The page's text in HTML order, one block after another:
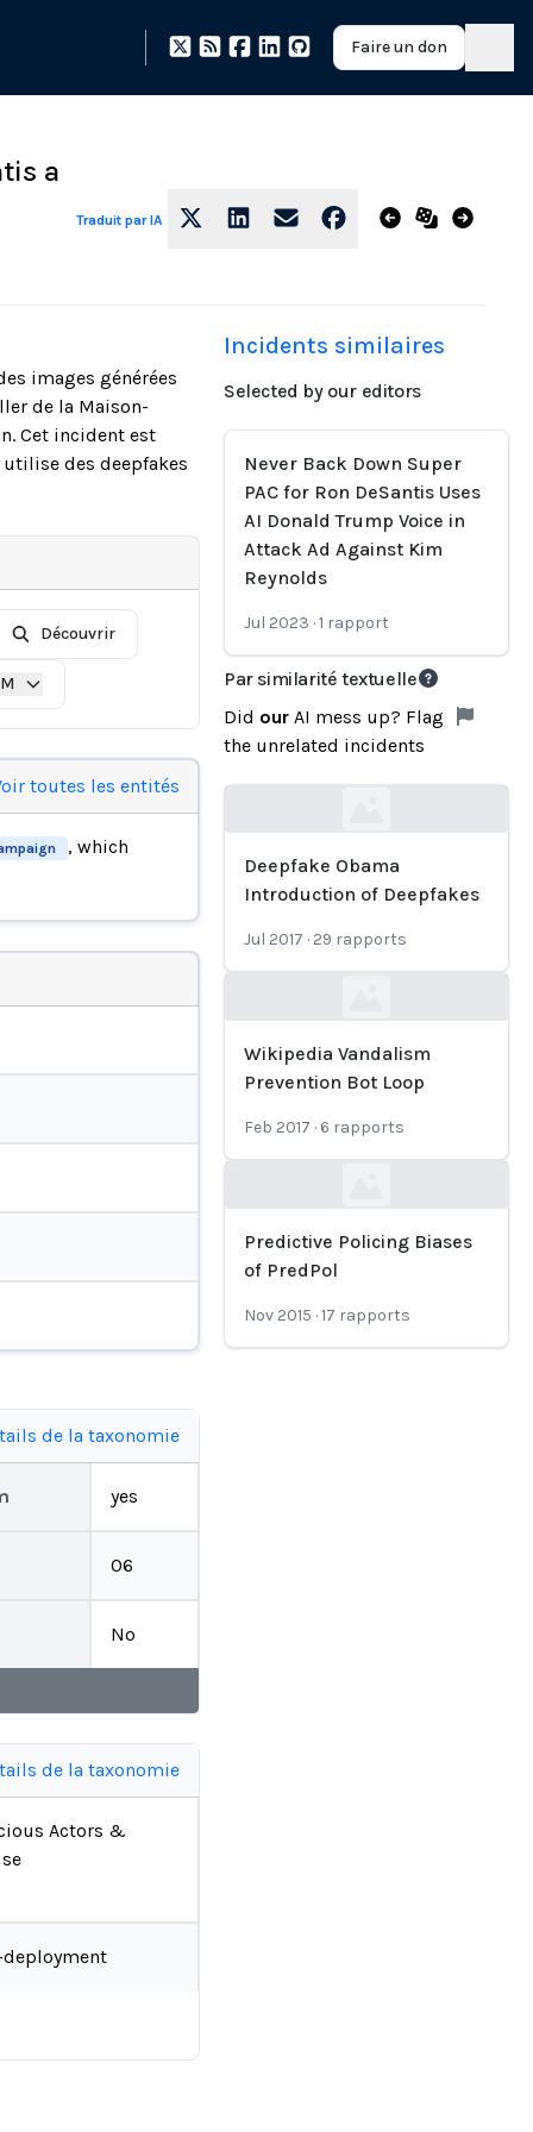
Faire un don
a
Traduit par IA
images générées
de la Maison-
Cet incident est
des deepfakes
Découvrir
toutes les entités
, which
de la taxonomie
yes
06
No
de la taxonomie
Actors &
Incidents similaires
Selected by our editors
Never Back Down Super
PAC for Ron DeSantis Uses
AI Donald Trump Voice in
Attack Ad Against Kim
Reynolds
Jul 2023 ·1 rapport
Par similarité textuelle
Did our AI mess up? Flag
the unrelated incidents
Deepfake Obama
Introduction of Deepfakes
Jul 2017 · 29 rapports
Wikipedia Vandalism
Prevention Bot Loop
Feb 2017 · 6 rapports
Predictive Policing Biases
of PredPol
Nov 2015 ·17 rapports